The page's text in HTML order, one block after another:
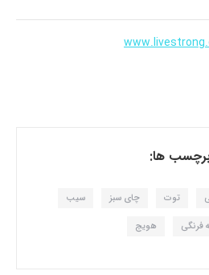
ها:
توت چای سبز سیب
فرنگی هویج